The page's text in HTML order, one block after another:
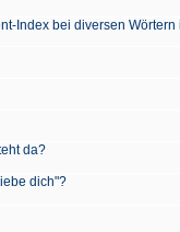
Index bei diversen
da?
dich"?